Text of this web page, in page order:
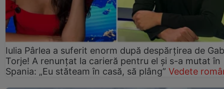
Iulia Pârlea a suferit enorm după despărțirea de
Torje! A renunțat la carieră pentru el și s-a mutat în
Spania: „Eu stăteam în casă, să plâng” Vedete